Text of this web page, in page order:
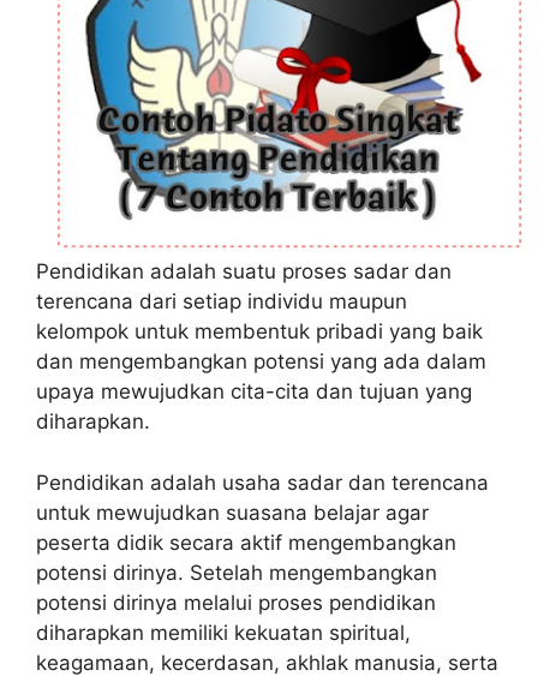
Pendidikan adalah suatu proses sadar dan
terencana dari setiap individu maupun
kelompok untuk membentuk pribadi yang baik
dan mengembangkan potensi yang ada dalam
upaya mewujudkan cita-cita dan tujuan yang
diharapkan.
Pendidikan adalah usaha sadar dan terencana
untuk mewujudkan suasana belajar agar
peserta didik secara aktif mengembangkan
potensi dirinya. Setelah mengembangkan
potensi dirinya melalui proses pendidikan
diharapkan memiliki kekuatan spiritual,
keagamaan, kecerdasan, akhlak manusia, serta